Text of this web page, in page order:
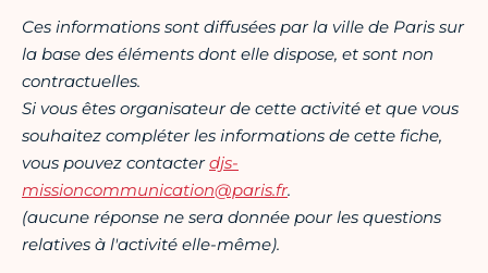
Ces informations sont diffusées par la ville de Paris sur
la base des éléments dont elle dispose, et sont non
contractuelles.
Si vous êtes organisateur de cette activité et que vous
souhaitez compléter les informations de cette fiche,
vous pouvez contacterdjs-
missioncommunication@paris.fr.
(aucune réponse ne sera donnée pour les questions
relatives à l'activité elle-même).